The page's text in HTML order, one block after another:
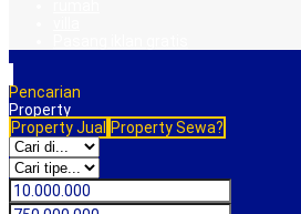
Pencarian
Property
Property Jual Property Sewa?